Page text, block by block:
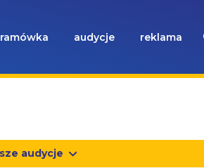
ramówka audycje reklama
audycje